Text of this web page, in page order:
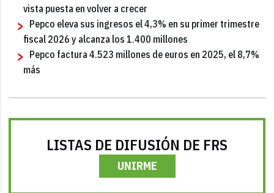
vista puesta en volver a crecer
Pepco eleva sus ingresos el 4,3% en su primer trimestre
fiscal 2026 y alcanza los 1.400 millones
Pepco factura 4.523 millones de euros en 2025, el 8,7%
más
LISTAS DE DIFUSIÓN DE FRS
UNIRME